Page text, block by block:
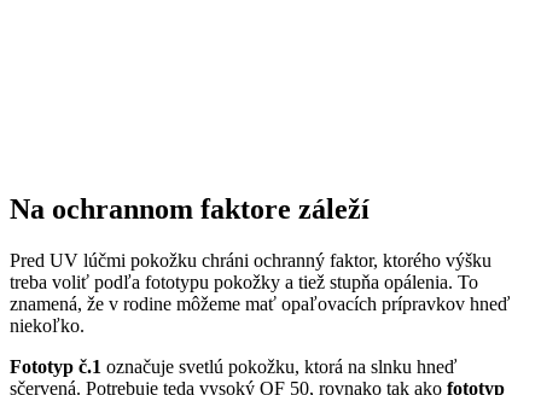
Na ochrannom faktore záleží
Pred UV lúčmi pokožku chráni ochranný faktor, ktorého výšku
treba voliť podľa fototypu pokožky a tiež stupňa opálenia. To
znamená, že v rodine môžeme mať opaľovacích prípravkov hneď
niekoľko.
Fototyp č.1 označuje svetlú pokožku, ktorá na slnku hneď
sčervená. Potrebuje teda vysoký OF 50, rovnako tak ako fototyp